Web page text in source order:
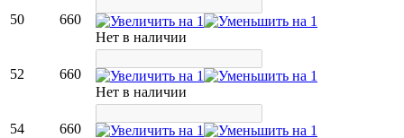
50
660
Нет в наличии
52
660
Нет в наличии
54
660